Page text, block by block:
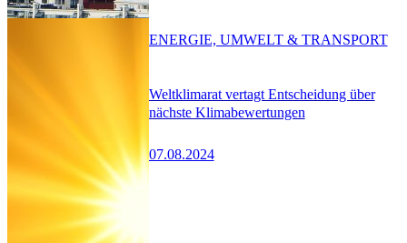
Weltklimarat vertagt Entscheidung über
nächste Klimabewertungen
07.08.2024
ENERGIE, UMWELT & TRANSPORT